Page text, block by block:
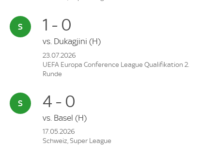
1 - 0
vs. Dukagjini (H)
23.07.2026
UEFA Europa Conference League Qualifikation 2.
Runde
4 - 0
vs. Basel (H)
17.05.2026
Schweiz, Super League